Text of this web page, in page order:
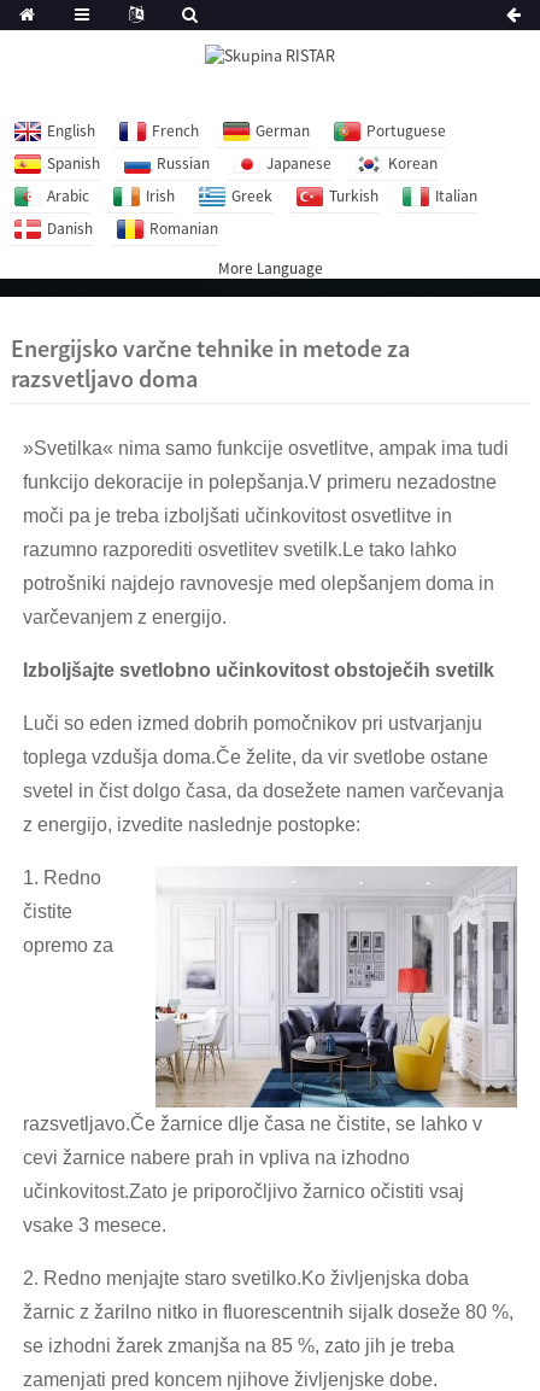
English French German
Portuguese
Spanish
Russian Japanese
Korean
Arabic
Irish Greek Turkish
Italian
Danish
Romanian
More Language
Energijsko varčne tehnike in metode za
razsvetljavo doma
»Svetilka« nima samo funkcije osvetlitve, ampak ima tudi
funkcijo dekoracije in polepšanja.V primeru nezadostne
moči pa je treba izboljšati učinkovitost osvetlitve in
razumno razporediti osvetlitev svetilk.Le tako lahko
potrošniki najdejo ravnovesje med olepšanjem doma in
varčevanjem z energijo.
Izboljšajte svetlobno učinkovitost obstoječih svetilk
Luči so eden izmed dobrih pomočnikov pri ustvarjanju
toplega vzdušja doma.Če želite, da vir svetlobe ostane
svetel in čist dolgo časa, da dosežete namen varčevanja
z energijo, izvedite naslednje postopke:
1. Redno
čistite
opremo za
razsvetljavo.Če žarnice dlje časa ne čistite, se lahko v
cevi žarnice nabere prah in vpliva na izhodno
učinkovitost.Zato je priporočljivo žarnico očistiti vsaj
vsake 3 mesece.
2. Redno menjajte staro svetilko.Ko življenjska doba
žarnic z žarilno nitko in fluorescentnih sijalk doseže 80 %,
se izhodni žarek zmanjša na 85 %, zato jih je treba
zamenjati pred koncem njihove življenjske dobe.